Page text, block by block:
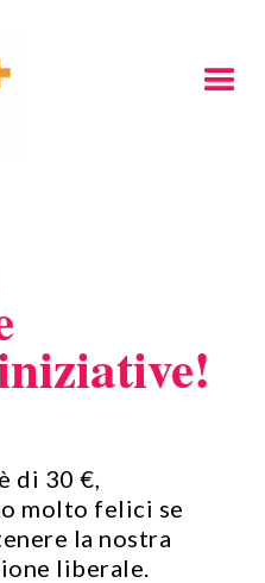
di 30 €,
molto felici se
la nostra
liberale.